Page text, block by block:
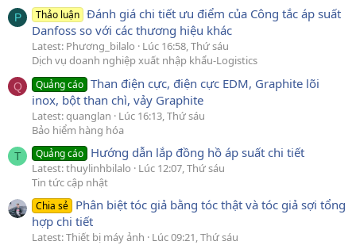
P Thảo luận Đánh giá chi tiết ưu điểm của Công tắc áp suất
Danfoss so với các thương hiệu khác
Latest: Phương_bilalo
Lúc 16:58, Thứ sáu
Dịch vụ doanh nghiệp xuất nhập khẩu-Logistics
Q Quảng cáo Than điện cực, điện cực EDM, Graphite lõi
inox, bột than chì, vảy Graphite
Latest: quanglan
Lúc 16:13, Thứ sáu
Bảo hiểm hàng hóa
T Quảng cáo Hướng dẫn lắp đồng hồ áp suất chi tiết
Latest: thuylinhbilalo
Lúc 12:07, Thứ sáu
Tin tức cập nhật
Chia sẻ Phân biệt tóc giả bằng tóc thật và tóc giả sợi tổng
hợp chi tiết
Latest: Thiết bị máy ảnh
Lúc 09:21, Thứ sáu